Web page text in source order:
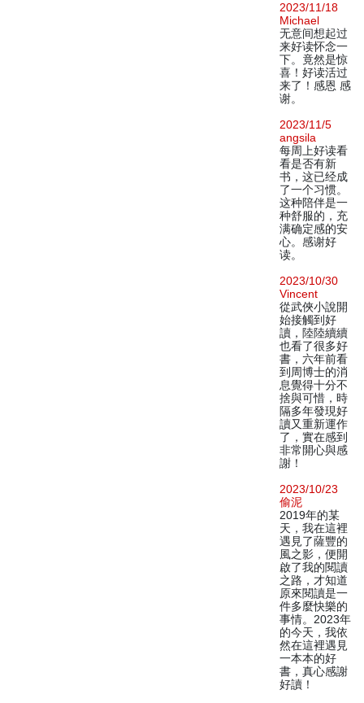
2023/11/18
Michael
无意间想起过
来好读怀念一
下。竟然是惊
喜！好读活过
来了！感恩 感
谢。
2023/11/5
angsila
每周上好读看
看是否有新
书，这已经成
了一个习惯。
这种陪伴是一
种舒服的，充
满确定感的安
心。感谢好
读。
2023/10/30
Vincent
從武俠小說開
始接觸到好
讀，陸陸續續
也看了很多好
書，六年前看
到周博士的消
息覺得十分不
捨與可惜，時
隔多年發現好
讀又重新運作
了，實在感到
非常開心與感
謝！
2023/10/23
偷泥
2019年的某
天，我在這裡
遇見了薩豐的
風之影，便開
啟了我的閱讀
之路，才知道
原來閱讀是一
件多麼快樂的
事情。2023年
的今天，我依
然在這裡遇見
一本本的好
書，真心感謝
好讀！